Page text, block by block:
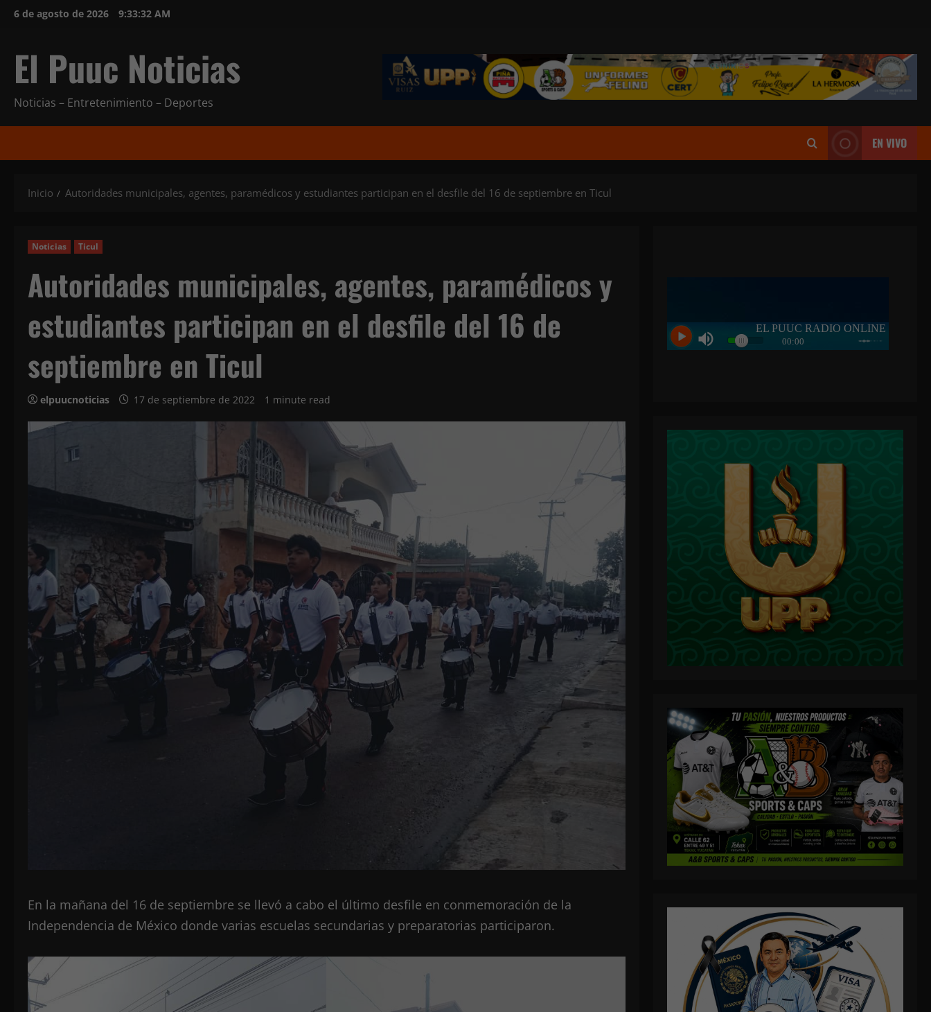
Saltar6 de agosto de 2026 9:33:34 AM
El Puuc Noticias
Noticias – Entretenimiento – Deportes
EN VIVO
Inicio Autoridades municipales, agentes, paramédicos y estudiantes participan en el desfile del 16 de septiembre en Ticul
Noticias Ticul
Autoridades municipales, agentes, paramédicos y
estudiantes participan en el desfile del 16 de
septiembre en Ticul
elpuucnoticias 17 de septiembre de 2022 1 minute read
En la mañana del 16 de septiembre se llevó a cabo el último desfile en conmemoración de la
Independencia de México donde varias escuelas secundarias y preparatorias participaron.